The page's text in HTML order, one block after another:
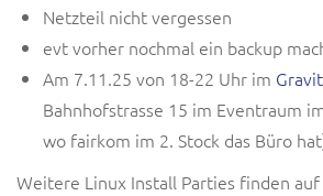
Netzteil nicht vergessen
evt vorher nochmal ein backup
Am 7.11.25 von 18-22 Uhr im
Bahnhofstrasse 15 im Eventraum
wo fairkom im 2. Stock das Büro
Weitere Linux Install Parties finden